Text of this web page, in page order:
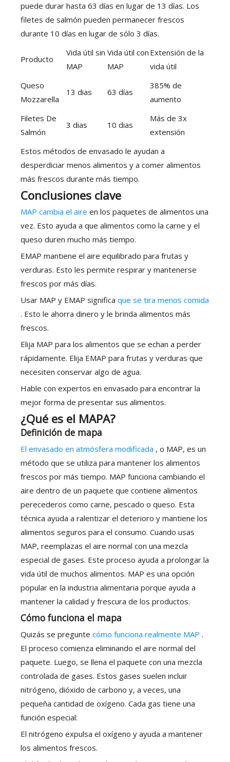
puede durar hasta 63 días en lugar de 13 días. Los
filetes de salmón pueden permanecer frescos
durante 10 días en lugar de sólo 3 días.
Producto
Vida útil sin
MAP
Vida útil con
MAP
Extensión de la
vida útil
Queso
Mozzarella
13 dias 63 días
385% de
aumento
Filetes De
Salmón
3 dias 10 dias
Más de 3x
extensión
Estos métodos de envasado le ayudan a
desperdiciar menos alimentos y a comer alimentos
más frescos durante más tiempo.
Conclusiones clave
MAP cambia el aire en los paquetes de alimentos una
vez. Esto ayuda a que alimentos como la carne y el
queso duren mucho más tiempo.
EMAP mantiene el aire equilibrado para frutas y
verduras. Esto les permite respirar y mantenerse
frescos por más días.
Usar MAP y EMAP significa que se tira menos comida
. Esto le ahorra dinero y le brinda alimentos más
frescos.
Elija MAP para los alimentos que se echan a perder
rápidamente. Elija EMAP para frutas y verduras que
necesiten conservar algo de agua.
Hable con expertos en envasado para encontrar la
mejor forma de presentar sus alimentos.
¿Qué es el MAPA?
Definición de mapa
El envasado en atmósfera modificada , o MAP, es un
método que se utiliza para mantener los alimentos
frescos por más tiempo. MAP funciona cambiando el
aire dentro de un paquete que contiene alimentos
perecederos como carne, pescado o queso. Esta
técnica ayuda a ralentizar el deterioro y mantiene los
alimentos seguros para el consumo. Cuando usas
MAP, reemplazas el aire normal con una mezcla
especial de gases. Este proceso ayuda a prolongar la
vida útil de muchos alimentos. MAP es una opción
popular en la industria alimentaria porque ayuda a
mantener la calidad y frescura de los productos.
Cómo funciona el mapa
Quizás se pregunte cómo funciona realmente MAP .
El proceso comienza eliminando el aire normal del
paquete. Luego, se llena el paquete con una mezcla
controlada de gases. Estos gases suelen incluir
nitrógeno, dióxido de carbono y, a veces, una
pequeña cantidad de oxígeno. Cada gas tiene una
función especial:
El nitrógeno expulsa el oxígeno y ayuda a mantener
los alimentos frescos.